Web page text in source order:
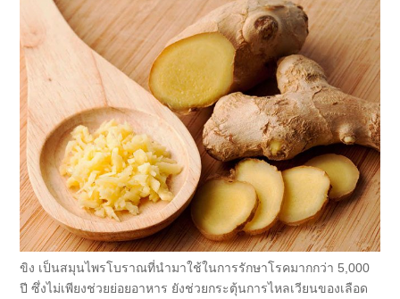
ขิง เป็นสมุนไพรโบราณที่นำมาใช้ในการรักษาโรคมากกว่า 5,000
ปี ซึ่งไม่เพียงช่วยย่อยอาหาร ยังช่วยกระตุ้นการไหลเวียนของเลือด